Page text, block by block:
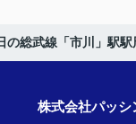
の総武線「市川」駅
株式会社パッシ